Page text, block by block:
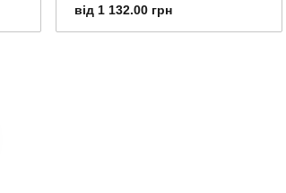
від 1 132.00 грн